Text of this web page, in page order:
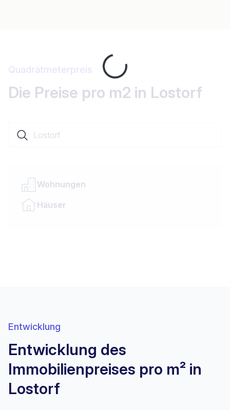
Loading...
Quadratmeterpreis
Die Preise pro m2 in Lostorf
Wohnungen
Häuser
Entwicklung
Entwicklung des
Immobilienpreises pro m² in
Lostorf